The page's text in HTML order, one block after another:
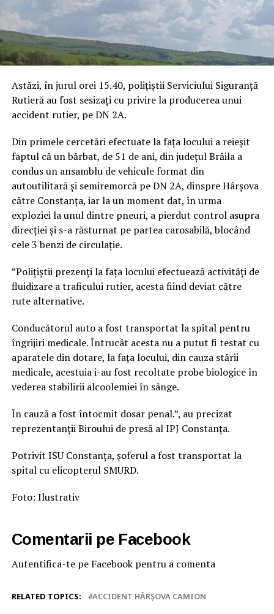
Astăzi, în jurul orei 15.40, polițiștii Serviciului Siguranță
Rutieră au fost sesizați cu privire la producerea unui
accident rutier, pe DN 2A.
Din primele cercetări efectuate la fața locului a reieșit
faptul că un bărbat, de 51 de ani, din județul Brăila a
condus un ansamblu de vehicule format din
autoutilitară și semiremorcă pe DN 2A, dinspre Hârșova
către Constanța, iar la un moment dat, în urma
exploziei la unul dintre pneuri, a pierdut control asupra
direcției și s-a răsturnat pe partea carosabilă, blocând
cele 3 benzi de circulație.
”Polițiștii prezenți la fața locului efectuează activități de
fluidizare a traficului rutier, acesta fiind deviat către
rute alternative.
Conducătorul auto a fost transportat la spital pentru
îngrijiri medicale. Întrucât acesta nu a putut fi testat cu
aparatele din dotare, la fața locului, din cauza stării
medicale, acestuia i-au fost recoltate probe biologice în
vederea stabilirii alcoolemiei în sânge.
În cauză a fost întocmit dosar penal.”, au precizat
reprezentanții Biroului de presă al IPJ Constanța.
Potrivit ISU Constanța, șoferul a fost transportat la
spital cu elicopterul SMURD.
Foto: Ilustrativ
Comentarii pe Facebook
Autentifica-te pe Facebook pentru a comenta
RELATED TOPICS: ACCIDENT HÂRȘOVA CAMION